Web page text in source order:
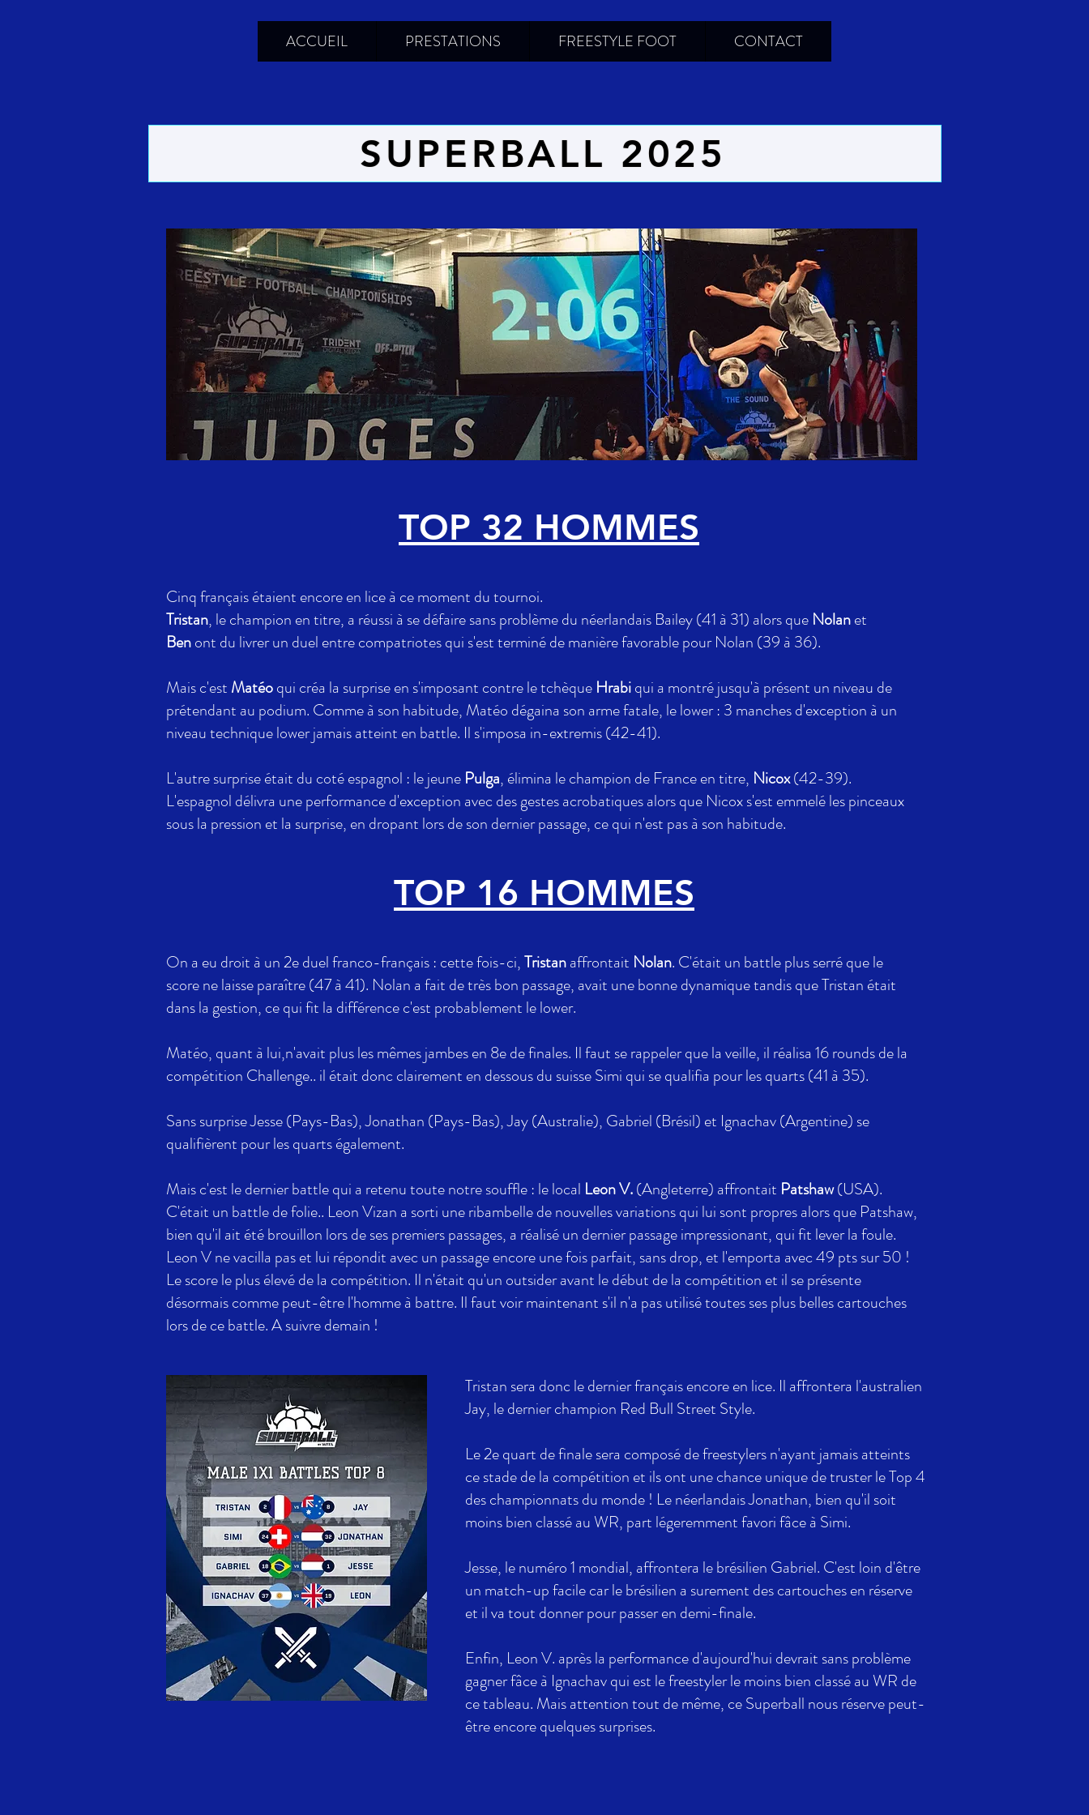
ACCUEIL PRESTATIONS FREESTYLE FOOT CONTACT
SUPERBALL 2025
TOP 32 HOMMES
Cinq français étaient encore en lice à ce moment du tournoi.
Tristan, le champion en titre, a réussi à se défaire sans problème du néerlandais Bailey (41 à 31) alors que Nolanet
Benont du livrer un duel entre compatriotes qui s'est terminé de manière favorable pour Nolan (39 à 36).
Mais c'est Matéoqui créa la surprise en s'imposant contre le tchèque Hrabiqui a montré jusqu'à présent un niveau de
prétendant au podium. Comme à son habitude, Matéo dégaina son arme fatale, le lower : 3 manches d'exception à un
niveau technique lower jamais atteint en battle. Il s'imposa in-extremis (42-41).
L'autre surprise était du coté espagnol : le jeune Pulga, élimina le champion de France en titre, Nicox(42-39).
L'espagnol délivra une performance d'exception avec des gestes acrobatiques alors que Nicox s'est emmelé les pinceaux
sous la pression et la surprise, en dropant lors de son dernier passage, ce qui n'est pas à son habitude.
TOP 16 HOMMES
On a eu droit à un 2e duel franco-français : cette fois-ci,Tristanaffrontait Nolan. C'était un battle plus serré que le
score ne laisse paraître (47 à 41). Nolan a fait de très bon passage, avait une bonne dynamique tandis que Tristan était
dans la gestion, ce qui fit la différence c'est probablement le lower.
Matéo, quant à lui,n'avait plus les mêmes jambes en 8e de finales. Il faut se rappeler que la veille, il réalisa 16 rounds de la
compétition Challenge.. il était donc clairement en dessous du suisse Simi qui se qualifia pour les quarts (41 à 35).
Sans surprise Jesse (Pays-Bas), Jonathan (Pays-Bas), Jay (Australie), Gabriel (Brésil) et Ignachav (Argentine) se
qualifièrent pour les quarts également.
Mais c'est le dernier battle qui a retenu toute notre souffle : le local Leon V.(Angleterre) affrontait Patshaw(USA).
C'était un battle de folie.. Leon Vizan a sorti une ribambelle de nouvelles variations qui lui sont propres alors que Patshaw,
bien qu'il ait été brouillon lors de ses premiers passages, a réalisé un dernier passage impressionant, qui fit lever la foule.
Leon V ne vacilla pas et lui répondit avec un passage encore une fois parfait, sans drop, et l'emporta avec 49 pts sur 50 !
Le score le plus élevé de la compétition. Il n'était qu'un outsider avant le début de la compétition et il se présente
désormais comme peut-être l'homme à battre. Il faut voir maintenant s'il n'a pas utilisé toutes ses plus belles cartouches
lors de ce battle. A suivre demain !
Tristan sera donc le dernier français encore en lice. Il affrontera l'australien
Jay, le dernier champion Red Bull Street Style.
Le 2e quart de finale sera composé de freestylers n'ayant jamais atteints
ce stade de la compétition et ils ont une chance unique de truster le Top 4
des championnats du monde ! Le néerlandais Jonathan, bien qu'il soit
moins bien classé au WR, part légeremment favori fâce à Simi.
Jesse, le numéro 1 mondial, affrontera le brésilien Gabriel. C'est loin d'être
un match-up facile car le brésilien a surement des cartouches en réserve
et il va tout donner pour passer en demi-finale.
Enfin, Leon V. après la performance d'aujourd'hui devrait sans problème
gagner fâce à Ignachav qui est le freestyler le moins bien classé au WR de
ce tableau. Mais attention tout de même, ce Superball nous réserve peut-
être encore quelques surprises.